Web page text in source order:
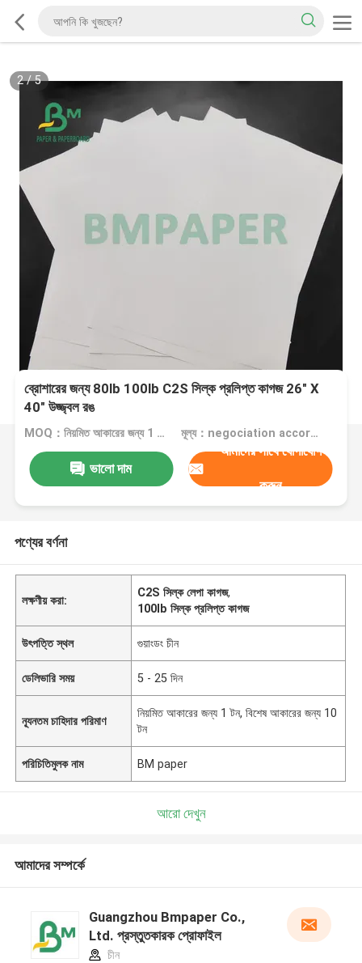
2/5
ব্রোশারের জন্য 80lb 100lb C2S সিল্ক প্রলিপ্ত কাগজ 26" X
40" উজ্জ্বল রঙ
MOQ：নিয়মিত আকারের জন্য 1 টন, বিশেষ আকারের জন্য 10 টন মূল্য：negociation according to size, quantity and gsm
ভালো দাম
আমাদের সাথে যোগাযোগ
করুন
পণ্যের বর্ণনা
লক্ষণীয় করা:
C2S সিল্ক লেপা কাগজ,
100lb সিল্ক প্রলিপ্ত কাগজ
উৎপত্তি স্থল গুয়াংডং চীন
ডেলিভারি সময় 5 - 25 দিন
ন্যূনতম চাহিদার পরিমাণ
নিয়মিত আকারের জন্য 1 টন, বিশেষ আকারের জন্য 10
টন
পরিচিতিমুলক নাম BM paper
আরো দেখুন
আমাদের সম্পর্কে
Guangzhou Bmpaper Co.,
Ltd. প্রস্তুতকারক প্রোফাইল
চীন